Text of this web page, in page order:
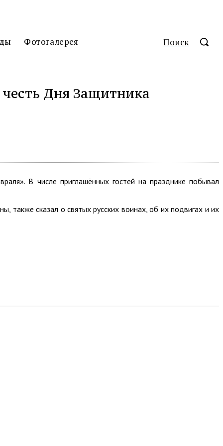
Фотогалерея Поиск
Дня Защитника
В числе приглашённых гостей на празднике побывал
также сказал о святых русских воинах, об их подвигах и их